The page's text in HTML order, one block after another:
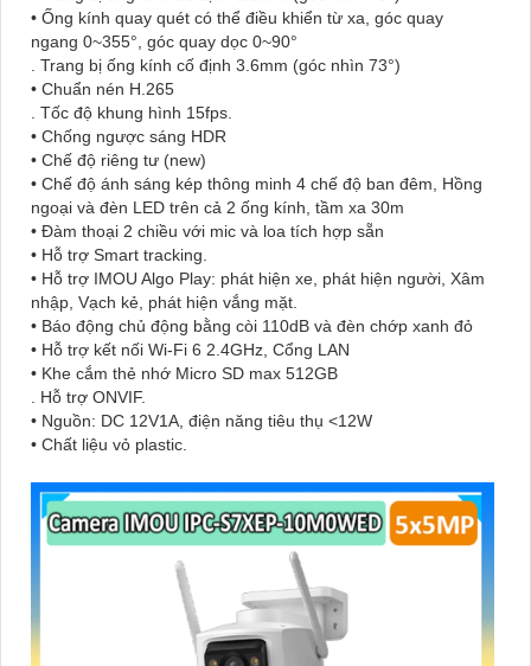
• Ống kính quay quét có thể điều khiển từ xa, góc quay
ngang 0~355°, góc quay dọc 0~90°
. Trang bị ống kính cố định 3.6mm (góc nhìn 73°)
• Chuẩn nén H.265
. Tốc độ khung hình 15fps.
• Chống ngược sáng HDR
• Chế độ riêng tư (new)
• Chế độ ánh sáng kép thông minh 4 chế độ ban đêm, Hồng
ngoại và đèn LED trên cả 2 ống kính, tầm xa 30m
• Đàm thoại 2 chiều với mic và loa tích hợp sẵn
• Hỗ trợ Smart tracking.
• Hỗ trợ IMOU Algo Play: phát hiện xe, phát hiện người, Xâm
nhập, Vạch kẻ, phát hiện vắng mặt.
• Báo động chủ động bằng còi 110dB và đèn chớp xanh đỏ
• Hỗ trợ kết nối Wi-Fi 6 2.4GHz, Cổng LAN
• Khe cắm thẻ nhớ Micro SD max 512GB
. Hỗ trợ ONVIF.
• Nguồn: DC 12V1A, điện năng tiêu thụ <12W
• Chất liệu vỏ plastic.